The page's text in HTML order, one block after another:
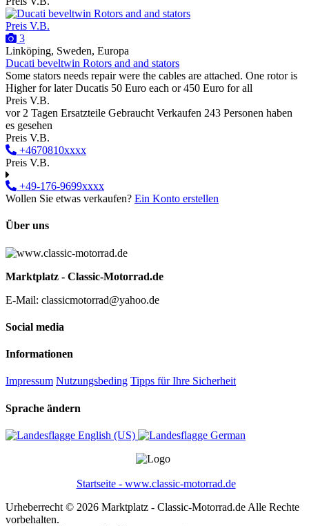
Preis V.B.
3
Linköping, Sweden, Europa
Ducati beveltwin Rotors and and stators
Some stators needs repair were the cables are attached. One rotor is
Higher for later Ducatis 50 Euro each or 450 Euro for all
Preis V.B.
vor 2 Tagen Ersatzteile Gebraucht Verkaufen 243 Personen haben
es gesehen
Preis V.B.
+4670810xxxx
Preis V.B.
+49-176-9699xxxx
Wollen Sie etwas verkaufen? Ein Konto erstellen
Über uns
Marktplatz - Classic-Motorrad.de
E-Mail: classicmotorrad@yahoo.de
Social media
Informationen
Impressum Nutzungsbeding Tipps für Ihre Sicherheit
Sprache ändern
English (US)‎ German‎
Startseite - www.classic-motorrad.de
Urheberrecht © 2026 Marktplatz - Classic-Motorrad.de Alle Rechte
vorbehalten.